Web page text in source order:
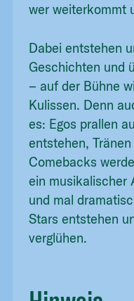
wer weiterkommt
Dabei entstehen
Geschichten und
– auf der Bühne
Kulissen. Denn
es: Egos prallen
entstehen,
Comebacks
ein musikalischer
und mal
Stars entstehen
verglühen.